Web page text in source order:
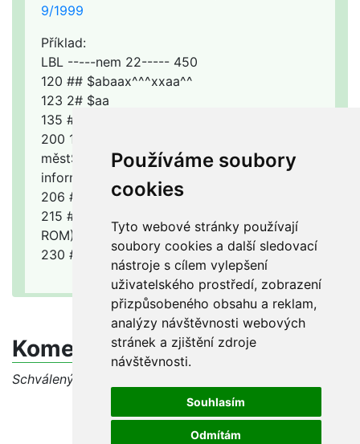
Používáme soubory
cookies
Tyto webové stránky používají
soubory cookies a další sledovací
nástroje s cílem vylepšení
uživatelského prostředí, zobrazení
přizpůsobeného obsahu a reklam,
analýzy návštěvnosti webových
stránek a zjištění zdroje
návštěvnosti.
Souhlasím
Odmítám
9/1999
Příklad:
LBL -----nem 22----- 450
120 ## $abaax^^^xxaa^^
123 2# $aa
135 ## $avo
200 1# $aInteraktivní atlas
měst$belektronický zdroj$egrafický
informační systém
206 ## $aMěřítka různá
215 ## $a1 elektronický optický disk (CD-
ROM)$cbarev. $d12 cm
230 ## $aMapová data
Komentáře
Schválený dotaz, diskuse je uzavřena